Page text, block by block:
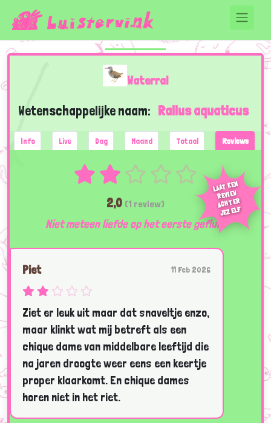
Waterral
Wetenschappelijke naam: Rallus aquaticus
Info Live Dag Maand Totaal Reviews
2,0 (1 review)
Niet meteen liefde op het eerste gefluit.
LAAT EEN
REVIEW
ACHTER
JEZELF
Piet 11 Feb 2026
Ziet er leuk uit maar dat snaveltje enzo,
maar klinkt wat mij betreft als een
chique dame van middelbare leeftijd die
na jaren droogte weer eens een keertje
proper klaarkomt. En chique dames
horen niet in het riet.